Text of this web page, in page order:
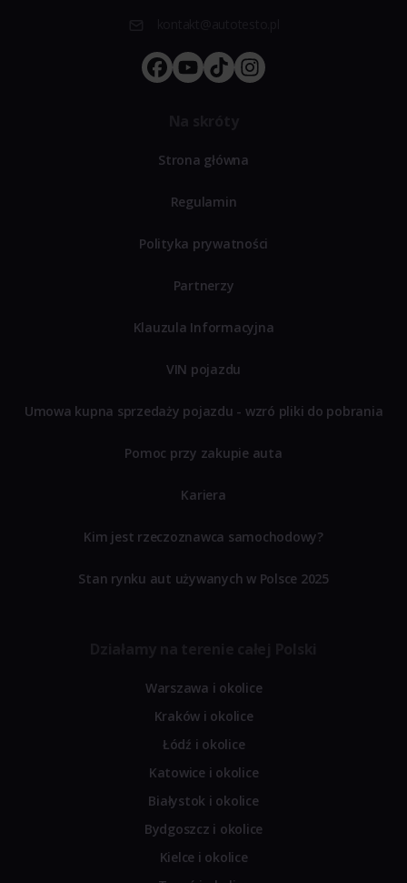
Strona główna
Regulamin
Polityka prywatności
Partnerzy
Klauzula Informacyjna
VIN pojazdu
Umowa kupna sprzedaży pojazdu - wzró pliki do pobrania
Pomoc przy zakupie auta
Kariera
Kim jest rzeczoznawca samochodowy?
Stan rynku aut używanych w Polsce 2025
Warszawa i okolice
Kraków i okolice
Łódź i okolice
Katowice i okolice
Białystok i okolice
Bydgoszcz i okolice
Kielce i okolice